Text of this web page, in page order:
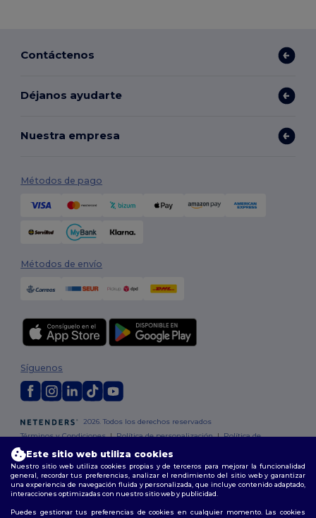
Contáctenos
Déjanos ayudarte
Nuestra empresa
Métodos de pago
Métodos de envío
2026. Todos los derechos reservados
Términos y Condiciones|Política de personalización|Política de
Síguenos
Madrid |Barcelona| Valencia | Seville |Zaragoza | Málaga| Murcia |
Palma |Bilbao |Alicante
Este sitio web utiliza cookies
Nuestro sitio web utiliza cookies propias y de terceros para mejorar la funcionalidad
general, recordar tus preferencias, analizar el rendimiento del sitio web y garantizar
una experiencia de navegación fluida y personalizada, que incluye contenido adaptado,
interacciones optimizadas con nuestro sitio web y publicidad.
Puedes gestionar tus preferencias de cookies en cualquier momento. Las cookies